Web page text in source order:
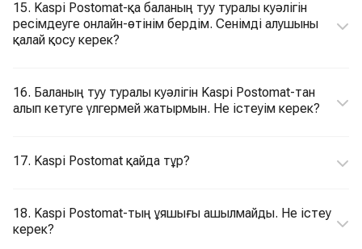
15. Kaspi Postomat-қа баланың туу туралы куәлігін
ресімдеуге онлайн-өтінім бердім. Сенімді алушыны
қалай қосу керек?
16. Баланың туу туралы куәлігін Kaspi Postomat-тан
алып кетуге үлгермей жатырмын. Не істеуім керек?
17. Kaspi Postomat қайда тұр?
18. Kaspi Postomat-тың ұяшығы ашылмайды. Не істеу
керек?